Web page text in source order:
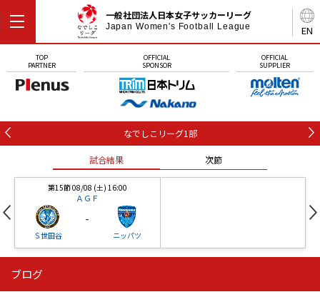
EN
一般社団法人日本女子サッカーリーグ
Japan Women's Football League
TOP
PARTNER
OFFICIAL
SPONSOR
OFFICIAL
SUPPLIER
なでしこリーグ1部
試合結果 次節
第15節 08/08 (土) 16:00
ＡＧＦ
Ｓ世田谷
-
ニッパツ
ニッパツ 石人の星
ブログ